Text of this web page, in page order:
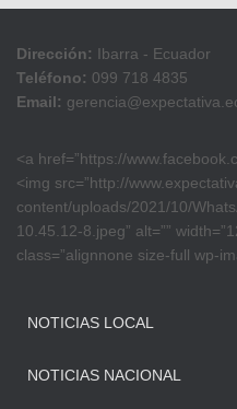
Dirección: Ibarra - Ecuador
Teléfono: 099 718 4835
Email:
<a href=”https://
<img src=”http://
content/uploads/2021/10/
10.45.12-8.jpeg” alt=””
class=”alignnone size-full wp-
NOTICIAS LOCAL
NOTICIAS NACIONAL